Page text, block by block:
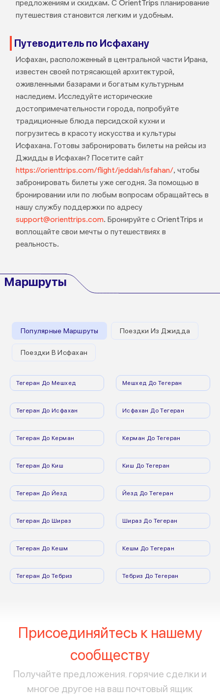
предложениям и скидкам. С OrientTrips планирование
путешествия становится легким и удобным.
Путеводитель по Исфахану
Исфахан, расположенный в центральной части Ирана,
известен своей потрясающей архитектурой,
оживленными базарами и богатым культурным
наследием. Исследуйте исторические
достопримечательности города, попробуйте
традиционные блюда персидской кухни и
погрузитесь в красоту искусства и культуры
Исфахана. Готовы забронировать билеты на рейсы из
Джидды в Исфахан? Посетите сайт
https://orienttrips.com/flight/jeddah/isfahan/, чтобы
забронировать билеты уже сегодня. За помощью в
бронировании или по любым вопросам обращайтесь в
нашу службу поддержки по адресу
support@orienttrips.com. Бронируйте с OrientTrips и
воплощайте свои мечты о путешествиях в
реальность.
Маршруты
Популярные Маршруты Поездки Из Джидда
Поездки В Исфахан
Тегеран До Мешхед Мешхед До Тегеран
Тегеран До Исфахан Исфахан До Тегеран
Тегеран До Керман Керман До Тегеран
Тегеран До Киш Киш До Тегеран
Тегеран До Йезд Йезд До Тегеран
Тегеран До Шираз Шираз До Тегеран
Тегеран До Кешм Кешм До Тегеран
Тегеран До Тебриз Тебриз До Тегеран
Присоединяйтесь к нашему
сообществу
Получайте предложения, горячие сделки и
многое другое на ваш почтовый ящик